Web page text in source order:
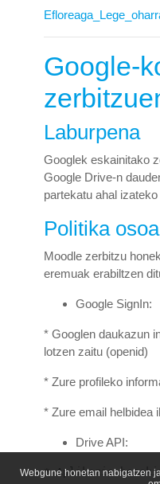
Google-
Laburpena
Googlek eskainitako
Google Drive-n
partekatu ahal
Politika osoa
Moodle zerbitzu
eremuak erabiltzen
Google SignIn:
* Googlen daukazun
lotzen zaitu (openid)
* Zure profileko
* Zure email helbidea
Drive API:
* Aplikazio
Webgune honetan nabigatzen